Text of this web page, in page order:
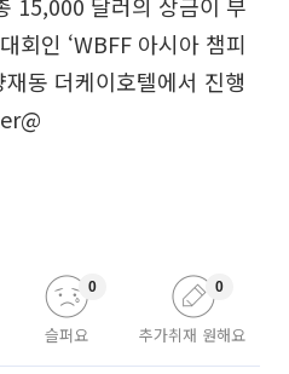
15,000 달러의 상금이 부
회인 ‘WBFF 아시아 챔피
동 더케이호텔에서 진행
슬퍼요
0
추가취재 원해요
0